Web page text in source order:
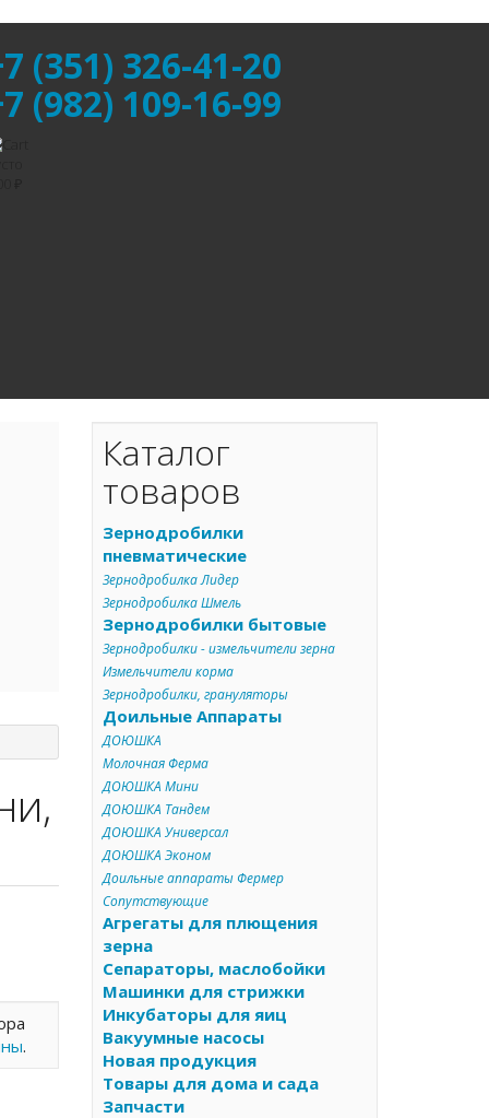
(351) 326-41-20
(982) 109-16-99
.
Каталог
товаров
Зернодробилки
пневматические
Зернодробилка Лидер
Зернодробилка Шмель
Зернодробилки бытовые
Зернодробилки - измельчители зерна
Измельчители корма
Зернодробилки, грануляторы
Доильные Аппараты
ДОЮШКА
Молочная Ферма
ДОЮШКА Мини
ДОЮШКА Тандем
ДОЮШКА Универсал
ДОЮШКА Эконом
Доильные аппараты Фермер
Сопутствующие
Агрегаты для плющения
зерна
Сепараторы, маслобойки
Машинки для стрижки
Инкубаторы для яиц
Вакуумные насосы
Новая продукция
Товары для дома и сада
Запчасти